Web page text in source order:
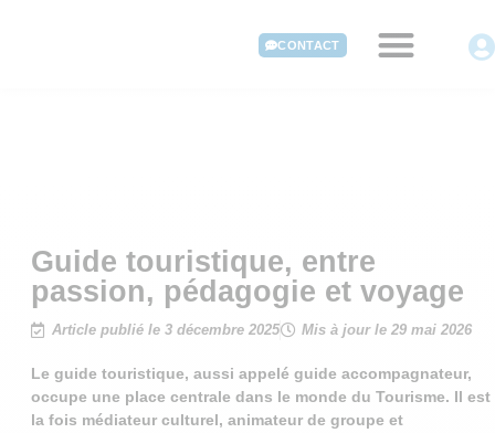
CONTACT
Guide touristique, entre
passion, pédagogie et voyage
Article publié le 3 décembre 2025 Mis à jour le 29 mai 2026
Le guide touristique, aussi appelé guide accompagnateur,
occupe une place centrale dans le monde du Tourisme. Il est
la fois médiateur culturel, animateur de groupe et